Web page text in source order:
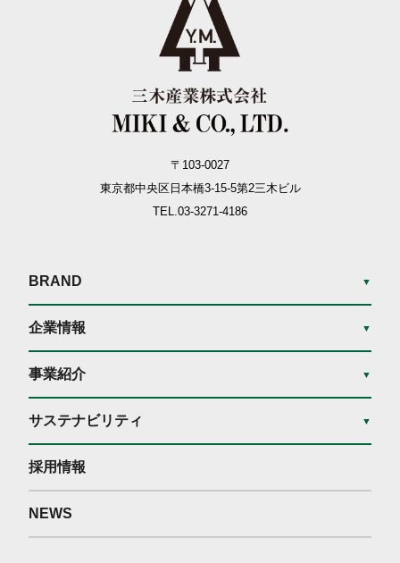
〒103-0027
東京都中央区日本橋3-15-5第2三木ビル
TEL.03-3271-4186
BRAND ▼
企業情報 ▼
事業紹介 ▼
サステナビリティ ▼
採用情報
NEWS